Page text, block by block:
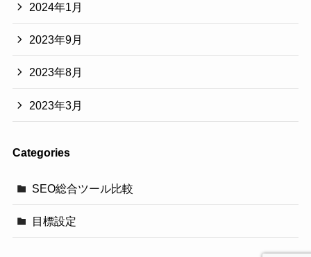
2024年1月
2023年9月
2023年8月
2023年3月
Categories
SEO総合ツール比較
目標設定